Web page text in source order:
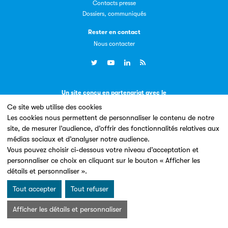
Ce site web utilise des cookies
Les cookies nous permettent de personnaliser le contenu de notre
site, de mesurer l’audience, d’offrir des fonctionnalités relatives aux
médias sociaux et d’analyser notre audience.
Vous pouvez choisir ci-dessous votre niveau d’acceptation et
personnaliser ce choix en cliquant sur le bouton « Afficher les
détails et personnaliser ».
Tout accepter Tout refuser
Afficher les détails et personnaliser
Contacts presse
Dossiers, communiqués
Rester en contact
Nous contacter
Un site conçu en partenariat avec le
Mentions légales & Conditions d’utilisation
Données personnelles
© Les Éditeurs d’Éducation - SNE 2026
La plateforme LivrEmploi regroupe toutes les offres
d’emploi à pourvoir dans le secteur de l'édition.
Clic.EDIt
Clic.EDIt, pour faciliter les échanges informatisés entre
tous les acteurs de la filière de la fabrication de livres.